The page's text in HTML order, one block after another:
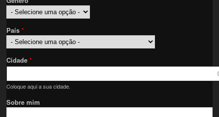
País*
Cidade*
Coloque aqui a sua cidade.
Sobre mim